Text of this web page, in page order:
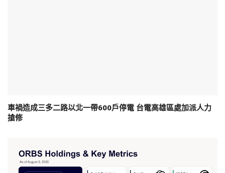
車禍造成三多二路以北一帶600戶停電 台電高雄區處加派人力
搶修